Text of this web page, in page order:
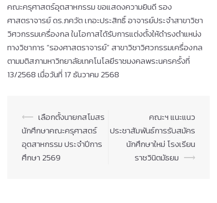
คณะครุศาสตร์อุตสาหกรรม ขอแสดงความยินดี รอง
ศาสตราจารย์ดร.ภควัต เกอะประสิทธิ์อาจารย์ประจำสาขาวิชา
วิศวกรรมเครื่องกล ในโอกาสได้รับการแต่งตั้งให้ดำรงตำแหน่ง
ทางวิชาการ “รองศาสตราจารย์” สาขาวิชาวิศวกรรมเครื่องกล
ตามมติสภามหาวิทยาลัยเทคโนโลยีราชมงคลพระนครครั้งที่
13/2568 เมื่อวันที่ 17 ธันวาคม 2568
Post
navigation
⟵ เลือกตั้งนายกสโมสร
นักศึกษาคณะครุศาสตร์
อุตสาหกรรม ประจำปีการ
ศึกษา 2569
คณะฯ แนะแนว
ประชาสัมพันธ์การรับสมัคร
นักศึกษาใหม่ โรงเรียน
ราชวินิตมัธยม ⟶